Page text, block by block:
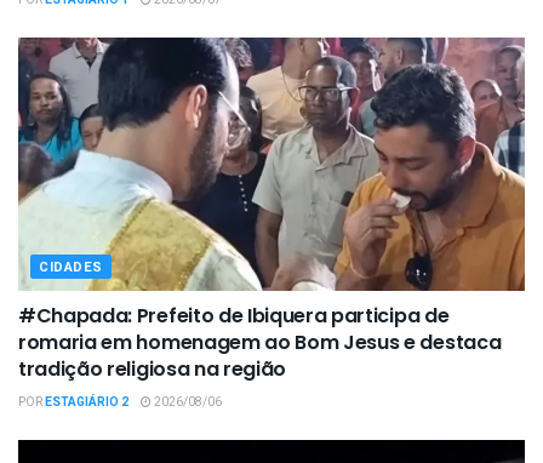
CIDADES
#Chapada: Prefeito de Ibiquera participa de
romaria em homenagem ao Bom Jesus e destaca
tradição religiosa na região
PORESTAGIÁRIO 2 2026/08/06